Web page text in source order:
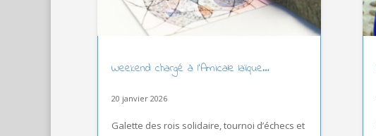
Weekend chargé à l’Amicale laïque…
20 janvier 2026
Galette des rois solidaire, tournoi d’échecs et